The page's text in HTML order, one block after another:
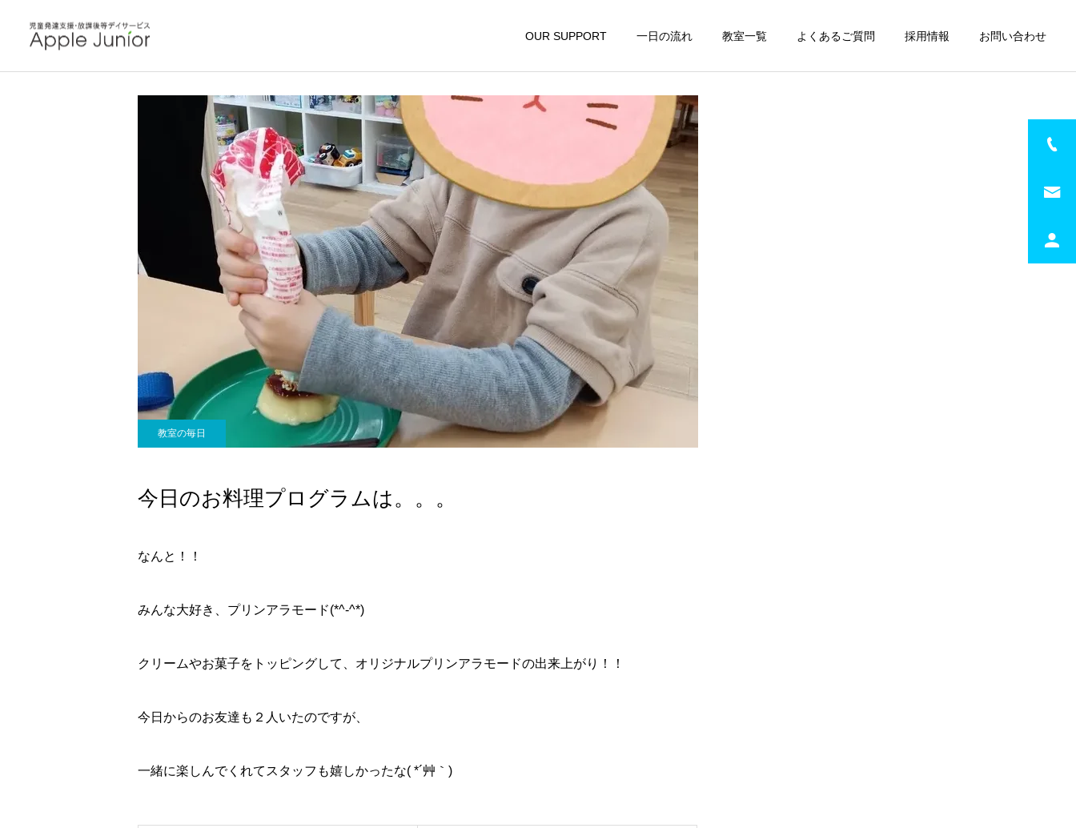
OUR SUPPORT 一日の流れ 教室一覧 よくあるご質問 採用情報 お問い合わせ
教室の毎日
今日のお料理プログラムは。。。
なんと！！
みんな大好き、プリンアラモード(*^-^*)
クリームやお菓子をトッピングして、オリジナルプリンアラモードの出来上がり！！
今日からのお友達も２人いたのですが、
一緒に楽しんでくれてスタッフも嬉しかったな( *´艸｀)